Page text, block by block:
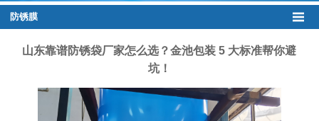
防锈膜
山东靠谱防锈袋厂家怎么选？金池包装 5 大标准帮你避
坑！